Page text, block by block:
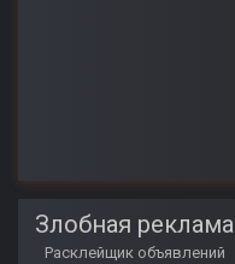
Злобная реклама
Расклейщик объявлений